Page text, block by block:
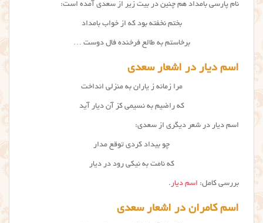
نام پارسی بامداد هم چنین در بیت زیر از سعدی آمده است:
بختم نخفته بود که از خواب بامداد
برخاستم به طالع فرخنده فال دوست …
اسم دیار در اشعار سعدی
مرا زمانه ز یاران به منزلی انداخت
که راضیم به نسیمی کز آن دیار آید
اسم دیار در شعر دیگری از سعدی:
چو بیداد کردی توقع مدار
که نامت به نیکی رود در دیار
بررسی کامل: اسم دیار.
اسم کامران در اشعار سعدی